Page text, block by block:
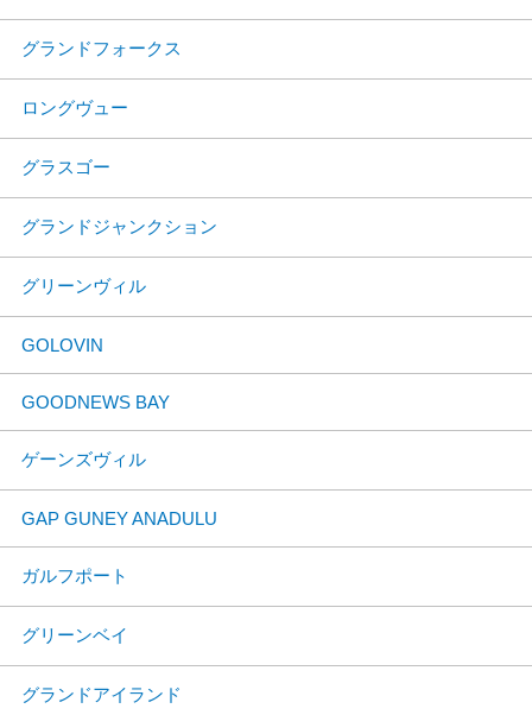
グランドフォークス
ロングヴュー
グラスゴー
グランドジャンクション
グリーンヴィル
GOLOVIN
GOODNEWS BAY
ゲーンズヴィル
GAP GUNEY ANADULU
ガルフポート
グリーンベイ
グランドアイランド